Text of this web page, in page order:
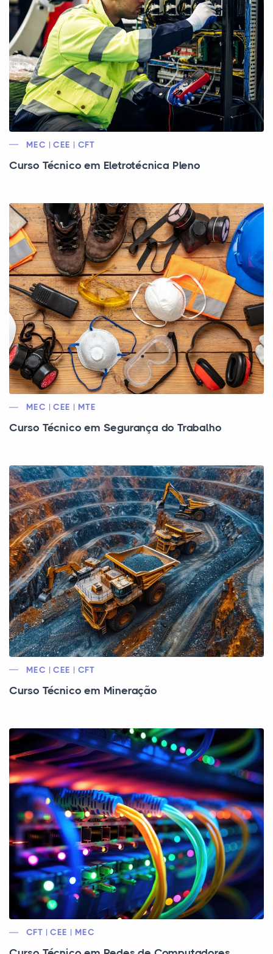
MEC | CEE | CFT
Curso Técnico em Eletrotécnica Pleno
MEC | CEE | MTE
Curso Técnico em Segurança do Trabalho
MEC | CEE | CFT
Curso Técnico em Mineração
CFT | CEE | MEC